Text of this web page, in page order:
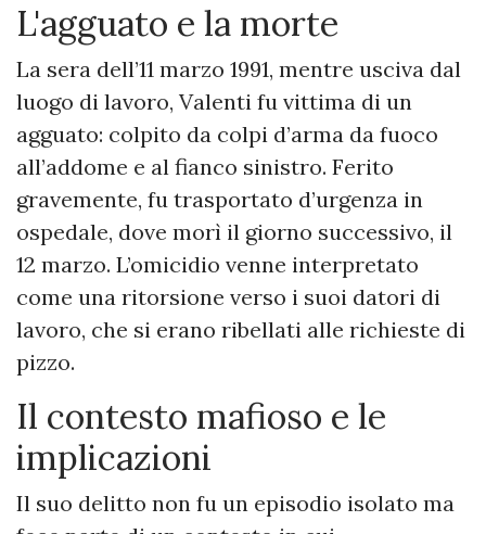
L'agguato e la morte
La sera dell’11 marzo 1991, mentre usciva dal
luogo di lavoro, Valenti fu vittima di un
agguato: colpito da colpi d’arma da fuoco
all’addome e al fianco sinistro. Ferito
gravemente, fu trasportato d’urgenza in
ospedale, dove morì il giorno successivo, il
12 marzo. L’omicidio venne interpretato
come una ritorsione verso i suoi datori di
lavoro, che si erano ribellati alle richieste di
pizzo.
Il contesto mafioso e le
implicazioni
Il suo delitto non fu un episodio isolato ma